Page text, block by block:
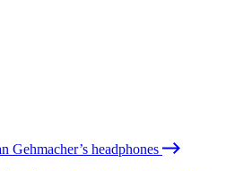
Gehmacher’s headphones